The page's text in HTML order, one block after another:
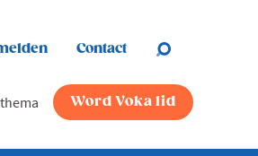
Contact
Word Voka lid